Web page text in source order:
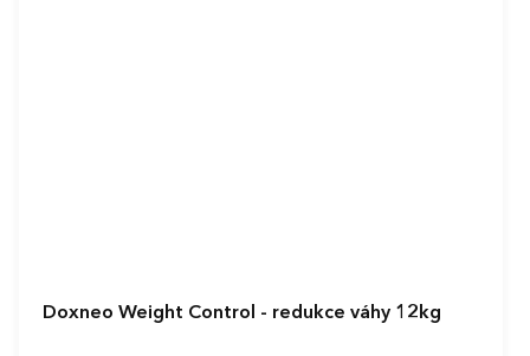
Doxneo Weight Control - redukce váhy 12kg